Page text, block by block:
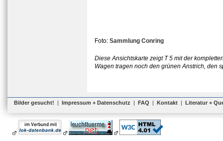
Foto: Sammlung Conring
Diese Ansichtskarte zeigt T 5 mit der
Wagen tragen noch den grünen Anstrich, den
Bilder gesucht! | Impressum + Datenschutz | FAQ | Kontakt | Literatur +